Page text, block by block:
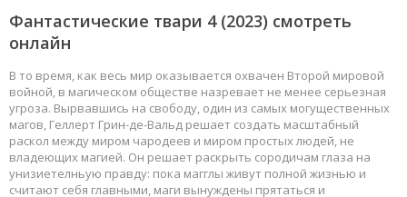
Фантастические твари 4(2023) смотреть
онлайн
В то время, как весь мир оказывается охвачен Второй мировой
войной, в магическом обществе назревает не менее серьезная
угроза. Вырвавшись на свободу, один из самых могущественных
магов, Геллерт Грин-де-Вальд решает создать масштабный
раскол между миром чародеев и миром простых людей, не
владеющих магией. Он решает раскрыть сородичам глаза на
унизиетелньую правду: пока магглы живут полной жизнью и
считают себя главными, маги вынуждены прятаться и